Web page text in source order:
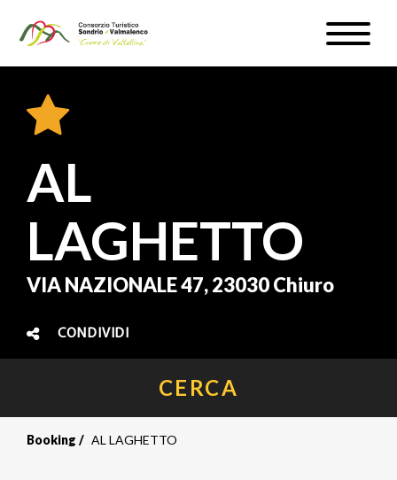
contenuto
principale
Toggle
WEBCAM & METEO
ISCRIVITI
IT
#InLOMBARDIA
AL
LAGHETTO
VIA NAZIONALE 47, 23030 Chiuro
CONDIVIDI
CERCA
Booking AL LAGHETTO